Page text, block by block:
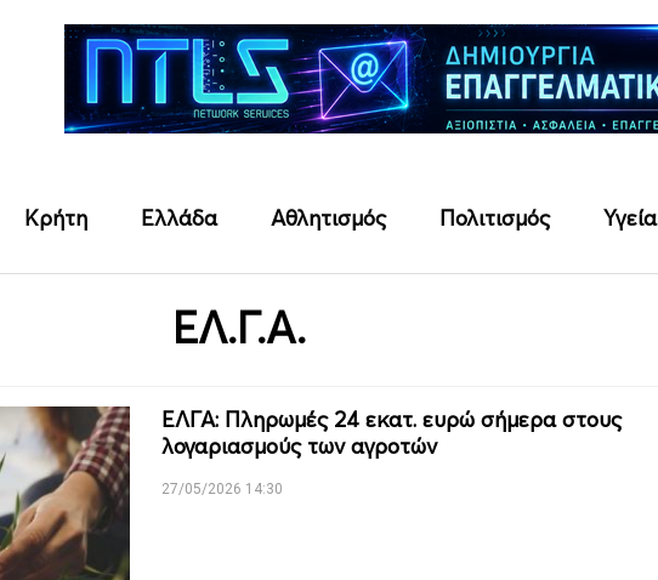
Κρήτη Ελλάδα Αθλητισμός Πολιτισμός Υγεία
ΕΛ.Γ.Α.
ΕΛΓΑ: Πληρωμές 24 εκατ. ευρώ σήμερα στους
λογαριασμούς των αγροτών
27/05/2026 14:30